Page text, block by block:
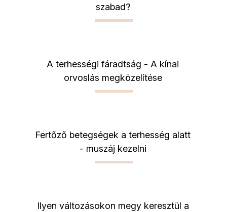
szabad?
A terhességi fáradtság - A kínai
orvoslás megközelítése
Fertőző betegségek a terhesség alatt
- muszáj kezelni
Ilyen változásokon megy keresztül a